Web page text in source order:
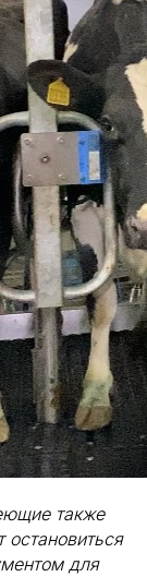
также
остановиться
для